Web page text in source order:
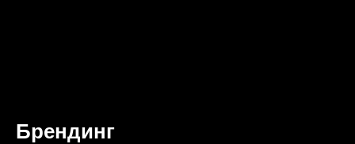
Брендинг